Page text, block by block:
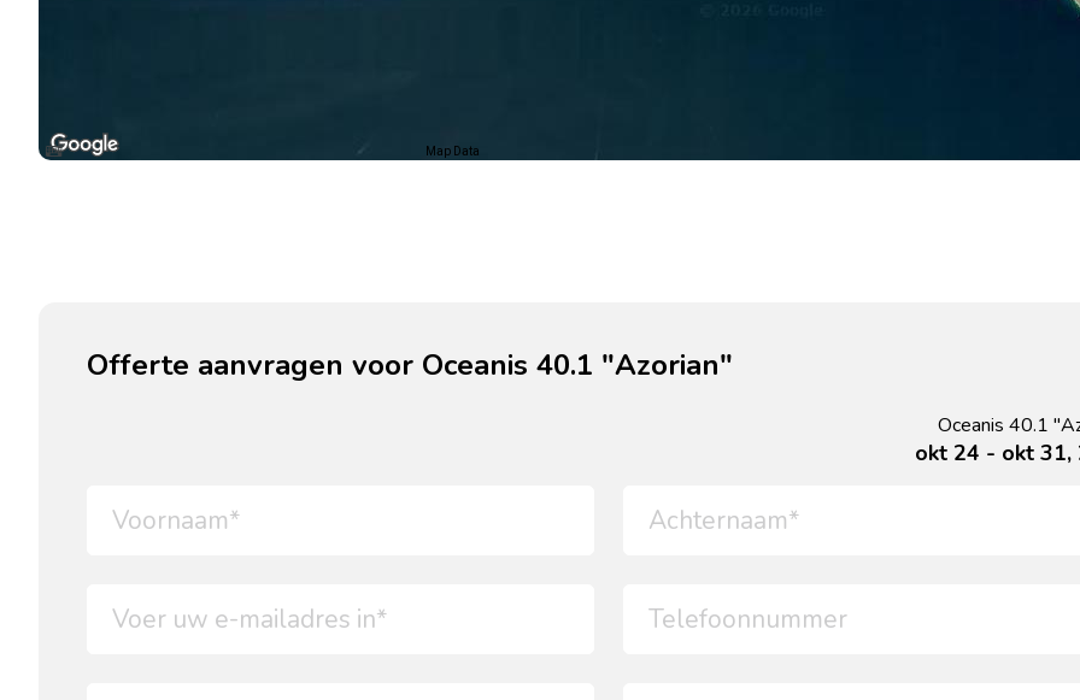
Map Data
Offerte aanvragen voor Oceanis 40.1 "Azorian"
Oceanis 40.1
okt 24 - okt 31,